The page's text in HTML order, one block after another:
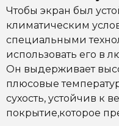
Чтобы экран был
климатическим
специальными
использовать его в
Он выдерживает
плюсовые
сухость, устойчив к
покрытие,которое